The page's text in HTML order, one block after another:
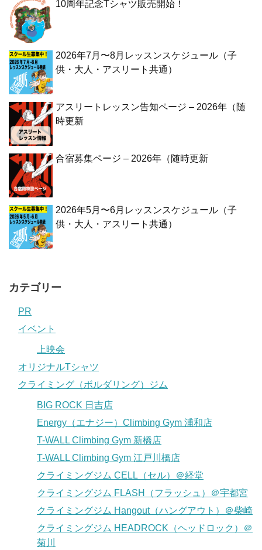
10周年記念Tシャツ販売開始！
2026年7月〜8月レッスンスケジュール（子
供・大人・アスリート共通）
アスリートレッスン告知ページ – 2026年（随
時更新
合宿募集ページ – 2026年（随時更新
2026年5月〜6月レッスンスケジュール（子
供・大人・アスリート共通）
カテゴリー
PR
イベント
上映会
オリジナルTシャツ
クライミング（ボルダリング）ジム
BIG ROCK 日吉店
Energy（エナジー）Climbing Gym 浦和店
T-WALL Climbing Gym 新橋店
T-WALL Climbing Gym 江戸川橋店
クライミングジム CELL（セル）＠経堂
クライミングジム FLASH（フラッシュ）＠宇都宮
クライミングジム Hangout（ハングアウト）＠柴崎
クライミングジム HEADROCK（ヘッドロック）＠
菊川